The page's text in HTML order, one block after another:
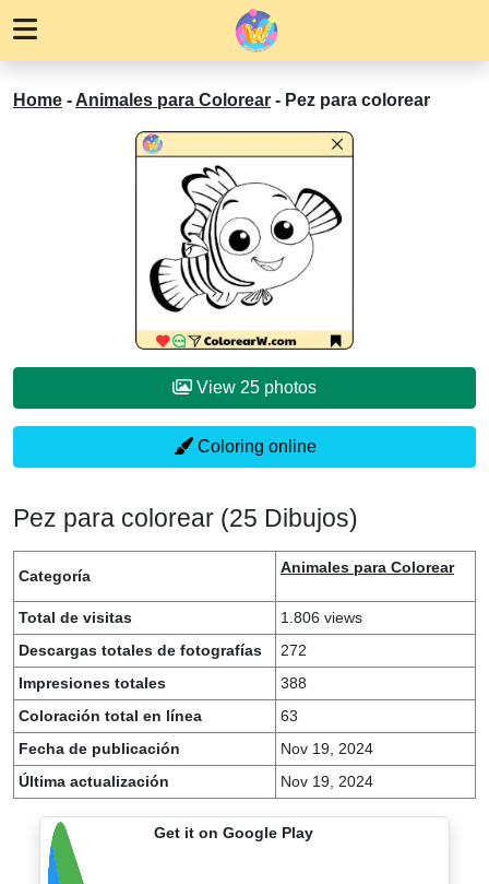
Home - Animales para Colorear - Pez para colorear
View 25 photos
Coloring online
Pez para colorear (25 Dibujos)
Categoría Animales para Colorear
Total de visitas
1.806 views
Descargas totales de fotografías
272
Impresiones totales
388
Coloración total en línea
63
Fecha de publicación
Nov 19, 2024
Última actualización
Nov 19, 2024
Get it on Google Play